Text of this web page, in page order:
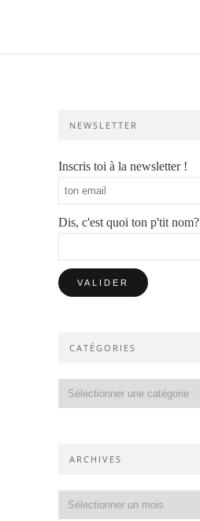
NEWSLETTER
Inscris toi à la newsletter !
Dis, c'est quoi ton p'tit nom?
CATÉGORIES
ARCHIVES